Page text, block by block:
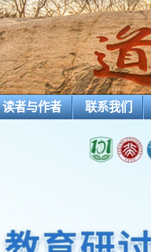
读者与作者 联系我们